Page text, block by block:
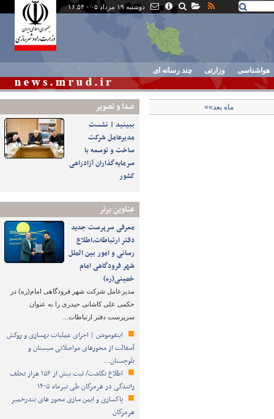
دوشنبه ۱۹ مرداد ۰۵ - ۱۶:۵۴
هواشناسی وزارتی چند رسانه ای
صدا و تصوير
ببینید | نشست
مدیرعامل شرکت
ساخت و توسعه با
سرمایه‌گذاران آزادراهی
کشور
عناوین برتر
معرفی سرپرست جدید
دفتر ارتباطات،اطلاع
رسانی و امور بین الملل
شهر فرودگاهی امام
خمینی(ره)
مدیرعامل شرکت شهر فرودگاهی امام(ره) در
حکمی علی کاشانی حیدری را به عنوان
سرپرست دفتر ارتباطات…
اینفوموشن | اجرای عملیات بهسازی و روکش
آسفالت از محورهای مواصلاتی سیستان و
بلوچستان…
اطلاع نگاشت/ ثبت بیش از ۱۵۶ هزار تخلف
رانندگی در هرمزگان طی تیرماه ۱۴۰۵
پاکسازی و ایمن سازی محور های بندرخمیر
هرمزگان
ماه بعد»»